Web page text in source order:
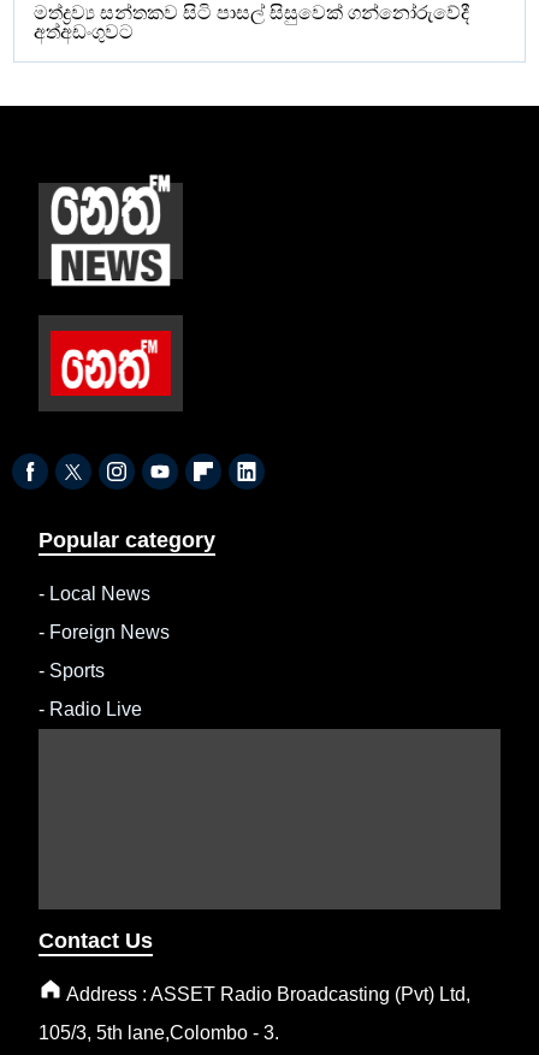
මත්ද්‍රව්‍ය සන්තකව සිටි පාසල් සිසුවෙක් ගන්නෝරුවේදී
අත්අඩංගුවට
Popular category
- Local News
- Foreign News
- Sports
- Radio Live
Contact Us
Address : ASSET Radio Broadcasting (Pvt) Ltd,
105/3, 5th lane,Colombo - 3.